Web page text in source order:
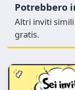
Potrebbero
Altri inviti
gratis.